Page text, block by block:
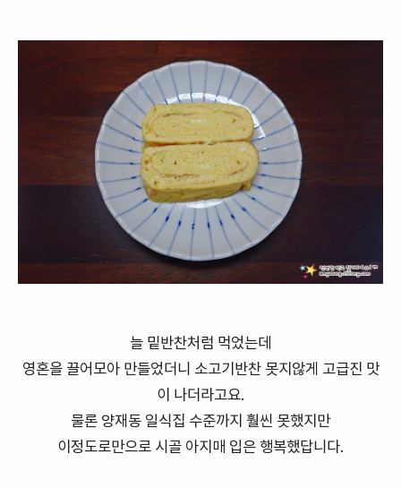
늘 밑반찬처럼 먹었는데
영혼을 끌어모아 만들었더니 소고기반찬 못지않게 고급진 맛
이 나더라고요.
물론 양재동 일식집 수준까지 훨씬 못했지만
이정도로만으로 시골 아지매 입은 행복했답니다.